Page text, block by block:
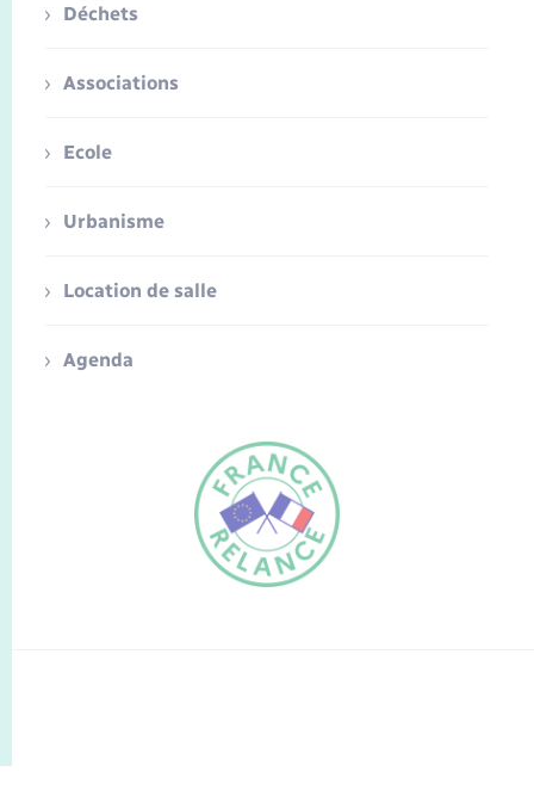
FR
Déchets
Associations
Ecole
Urbanisme
Location de salle
Agenda